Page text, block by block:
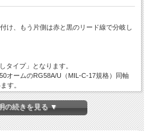
け、もう片側は赤と黒のリード線で分岐し
タイプ」となります。
オームのRG58A/U（MIL-C-17規格）同軸
す。
性能と錆などの経時変化の少ない「金メッ
の続きを見る ▼